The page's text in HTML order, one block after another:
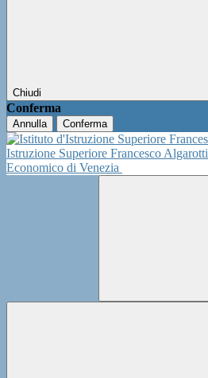
Chiudi
Conferma
Annulla Conferma
Istruzione Superiore Francesco Algarotti
Economico di Venezia